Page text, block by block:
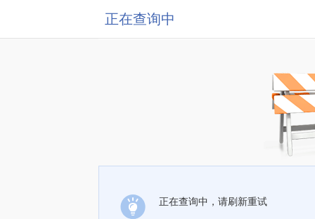
正在查询中
正在查询中，请刷新重试